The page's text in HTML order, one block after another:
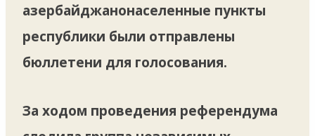
азербайджанонаселенные пункты
республики были отправлены
бюллетени для голосования.
За ходом проведения референдума